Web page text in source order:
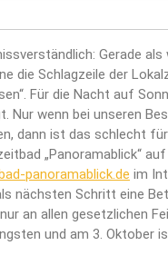
Gerade
die Schlagzeile der
Für die Nacht auf
Nur wenn bei unseren
dann ist das schlecht für
„Panoramablick“
panoramablick.de im
nächsten Schritt eine
an allen gesetzlichen
und am 3. Oktober